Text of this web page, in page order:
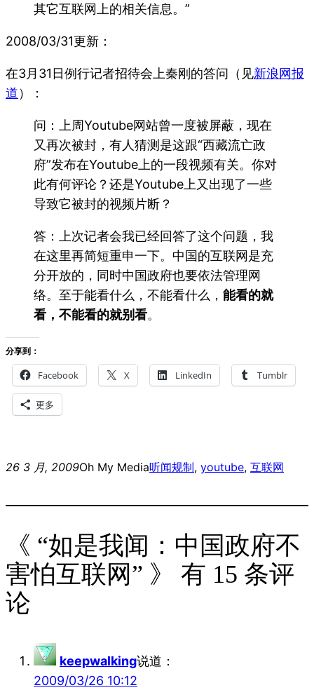
其它互联网上的相关信息。”
2008/03/31更新：
在3月31日例行记者招待会上秦刚的答问（见新浪网报
道）：
问：上周Youtube网站曾一度被屏蔽，现在
又再次被封，有人猜测是这跟“西藏流亡政
府”发布在Youtube上的一段视频有关。你对
此有何评论？还是Youtube上又出现了一些
导致它被封的视频片断？
答：上次记者会我已经回答了这个问题，我
在这里再简短重申一下。中国的互联网是充
分开放的，同时中国政府也要依法管理网
络。至于能看什么，不能看什么， 能看的就
看，不能看的就别看。
分享到：
Facebook X LinkedIn Tumblr
更多
26 3 月, 2009Oh My Media听闻规制, youtube, 互联网
《 “如是我闻：中国政府不
害怕互联网” 》 有 15 条评
论
keepwalking说道：
2009/03/26 10:12